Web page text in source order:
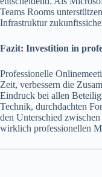
Teams Rooms
Infrastruktur
Fazit: Investition in
Professionelle
Zeit, verbessern die
Eindruck bei allen
Technik, durchdachten
den Unterschied
wirklich professionellen